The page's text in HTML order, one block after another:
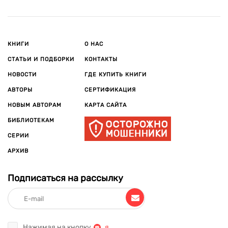
По произведениям автора в 2010 г. на канале TNT выпущен
просматриваемым сериалом в истории кабельного
Мэн. Замужем, воспитывает двоих детей.
КНИГИ
СТАТЬИ И ПОДБОРКИ
НОВОСТИ
АВТОРЫ
НОВЫМ АВТОРАМ
БИБЛИОТЕКАМ
СЕРИИ
АРХИВ
О НАС
КОНТАКТЫ
ГДЕ КУПИТЬ КНИГИ
СЕРТИФИКАЦИЯ
КАРТА САЙТА
Подписаться на рассылку